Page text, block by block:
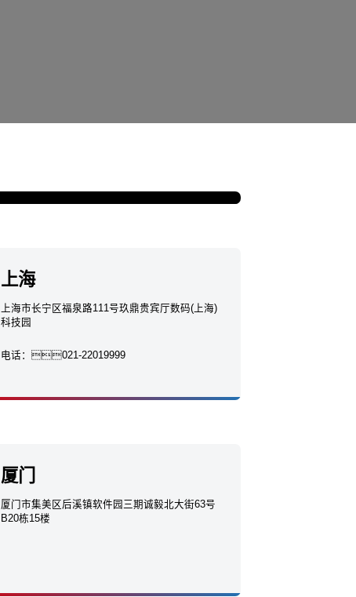
上海
上海市长宁区福泉路111号玖鼎贵宾厅数码(上海)
科技园
电话：021-22019999
厦门
厦门市集美区后溪镇软件园三期诚毅北大街63号
B20栋15楼